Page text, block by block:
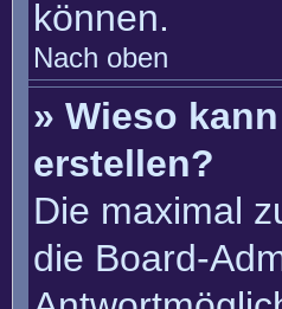
können.
Nach oben
» Wieso
erstellen?
Die maximal
die Board-